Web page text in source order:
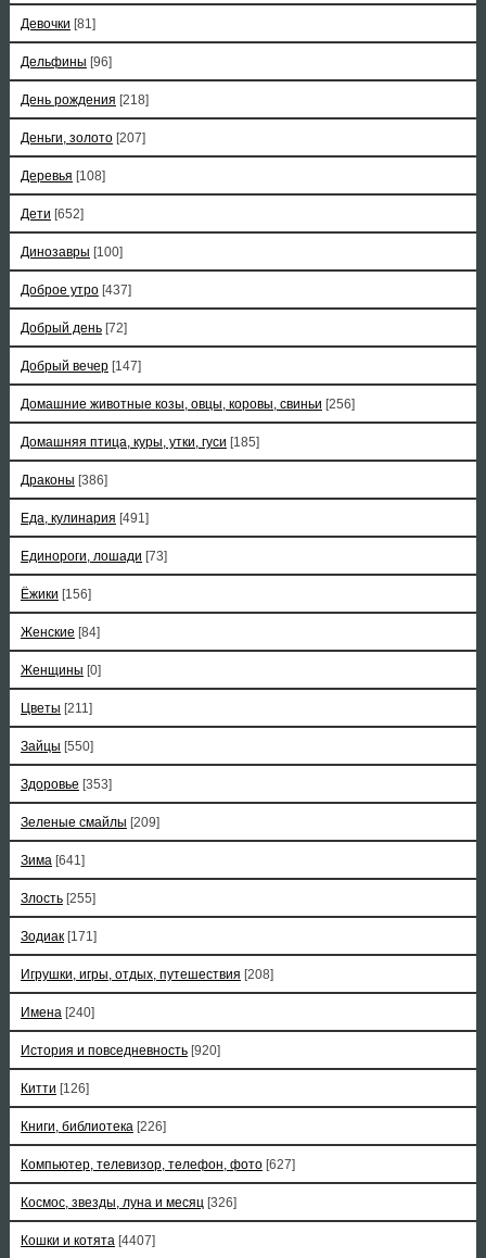
Девочки [81]
Дельфины [96]
День рождения [218]
Деньги, золото [207]
Деревья [108]
Дети [652]
Динозавры [100]
Доброе утро [437]
Добрый день [72]
Добрый вечер [147]
Домашние животные козы, овцы, коровы, свиньи [256]
Домашняя птица, куры, утки, гуси [185]
Драконы [386]
Еда, кулинария [491]
Единороги, лошади [73]
Ёжики [156]
Женские [84]
Женщины [0]
Цветы [211]
Зайцы [550]
Здоровье [353]
Зеленые смайлы [209]
Зима [641]
Злость [255]
Зодиак [171]
Игрушки, игры, отдых, путешествия [208]
Имена [240]
История и повседневность [920]
Китти [126]
Книги, библиотека [226]
Компьютер, телевизор, телефон, фото [627]
Космос, звезды, луна и месяц [326]
Кошки и котята [4407]